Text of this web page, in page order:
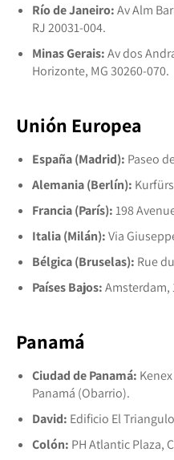
Río de Janeiro:Av Alm
RJ 20031-004.
Minas Gerais:Av dos
Horizonte, MG 30260-070.
Unión Europea
España (Madrid): Paseo
Alemania (Berlín):
Francia (París):198
Italia (Milán):Via
Bélgica (Bruselas): Rue
Países Bajos:Amsterdam,
Panamá
Ciudad de Panamá:
Panamá (Obarrio).
David: Edificio El
Colón: PH Atlantic Plaza,